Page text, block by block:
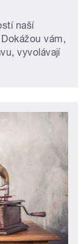
naší
vám,
vyvolávají